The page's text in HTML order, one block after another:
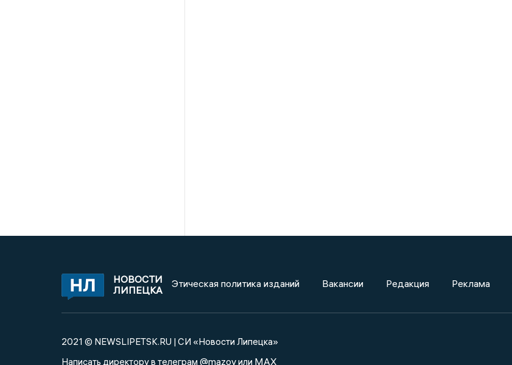
НОВОСТИ
ЛИПЕЦКА
Этическая политика изданий Вакансии Редакция Реклама
2021 © NEWSLIPETSK.RU | СИ «Новости Липецка»
Написать директору в телеграм @mazovили MAX